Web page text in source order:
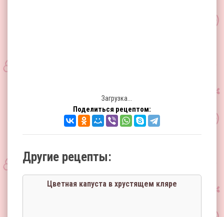
Загрузка...
Поделиться рецептом:
Другие рецепты:
Цветная капуста в хрустящем кляре